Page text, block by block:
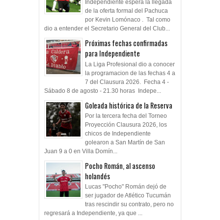
Independiente espera la llegada
de la oferta formal del Pachuca
por Kevin Lomónaco . Tal como
dio a entender el Secretario General del Club...
Próximas fechas confirmadas
para Independiente
La Liga Profesional dio a conocer
la programacion de las fechas 4 a
7 del Clausura 2026. Fecha 4 -
Sábado 8 de agosto - 21.30 horas Indepe...
Goleada histórica de la Reserva
Por la tercera fecha del Torneo
Proyección Clausura 2026, los
chicos de Independiente
golearon a San Martín de San
Juan 9 a 0 en Villa Domín...
Pocho Román, al ascenso
holandés
Lucas "Pocho" Román dejó de
ser jugador de Atlético Tucumán
tras rescindir su contrato, pero no
regresará a Independiente, ya que ...